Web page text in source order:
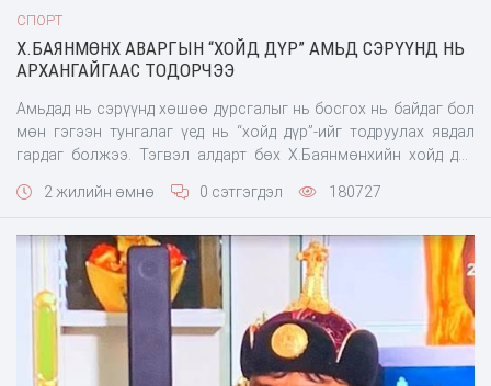
СПОРТ
Х.БАЯНМӨНХ АВАРГЫН “ХОЙД ДҮР” АМЬД СЭРҮҮНД НЬ
АРХАНГАЙГААС ТОДОРЧЭЭ
Амьдад нь сэрүүнд хөшөө дурсгалыг нь босгох нь байдаг бол
мөн гэгээн тунгалаг үед нь “хойд дүр”-ийг тодруулах явдал
гардаг болжээ. Тэгвэл алдарт бөх Х.Баянмөнхийн хойд дүр
цэргийн заан Ө.Батсуурь нь их аваргатай царай зүс, бие
гайхуулж байна. Барилдааны өнгө
2 жилийн өмнө 0 сэтгэгдэл 180727